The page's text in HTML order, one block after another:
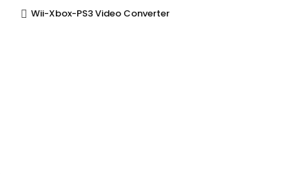
Wii-Xbox-PS3 Video Converter